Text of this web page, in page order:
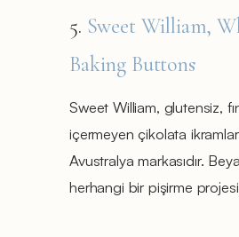
5. Sweet William,
Baking Buttons
Sweet William, glutensiz,
içermeyen çikolata
Avustralya markasıdır.
herhangi bir pişirme